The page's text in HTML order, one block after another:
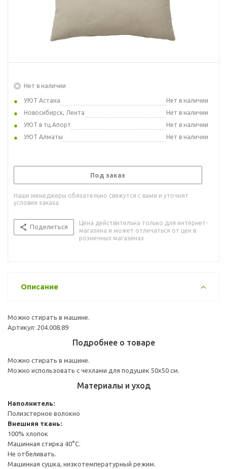
Нет в наличии
УЮТ Астана
Нет в наличии
Новосибирск, Лента
Нет в наличии
УЮТ в тц Апорт
Нет в наличии
УЮТ Алматы
Нет в наличии
Под заказ
Наши менеджеры обязательно свяжутся с вами и уточнят
условия заказа
Поделиться
Цена действительна только для интернет-
магазина и может отличаться от цен в
розничных магазинах
Описание
Можно стирать в машине.
Артикул: 204.008.89
Подробнее о товаре
Можно стирать в машине.
Можно использовать с чехлами для подушек 50х50 см.
Материалы и уход
Наполнитель:
Полиэстерное волокно
Внешняя ткань:
100% хлопок
Машинная стирка 40°С.
Не отбеливать.
Машинная сушка, низкотемпературный режим.